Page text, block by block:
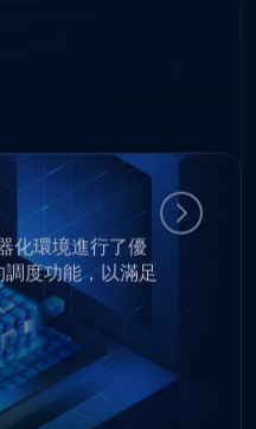
化環境進行了優
度功能，以滿足